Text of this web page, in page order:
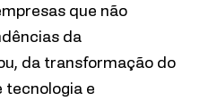
que não
da
da transformação do
tecnologia e